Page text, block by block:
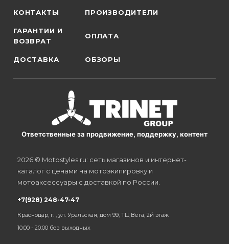
КОНТАКТЫ ПРОИЗВОДИТЕЛИ
ГАРАНТИИ И
ВОЗВРАТ
ОПЛАТА
ДОСТАВКА ОБЗОРЫ
Ответственные за продвижение, поддержку, контент
2026 © Motostyles.ru: сеть магазинов и интернет-
каталог с ценами на мотоэкипировку и
мотоаксессуары с доставкой по России.
+7(928) 248-47-47
Краснодар, г. , ул. Уральская, дом 99, ТЦ Вега, 2й этаж
10:00 - 20:00 без выходных